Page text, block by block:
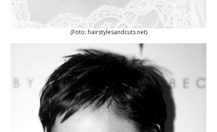
(Foto: hairstylesandcuts.net)